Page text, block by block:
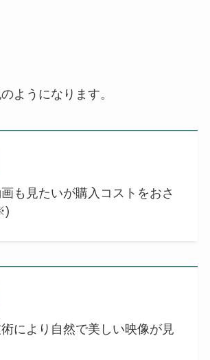
ようになります。
も見たいが購入コストをおさ
により自然で美しい映像が見